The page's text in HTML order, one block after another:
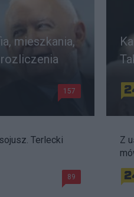
mieszkania,
157
Terlecki
89
Z